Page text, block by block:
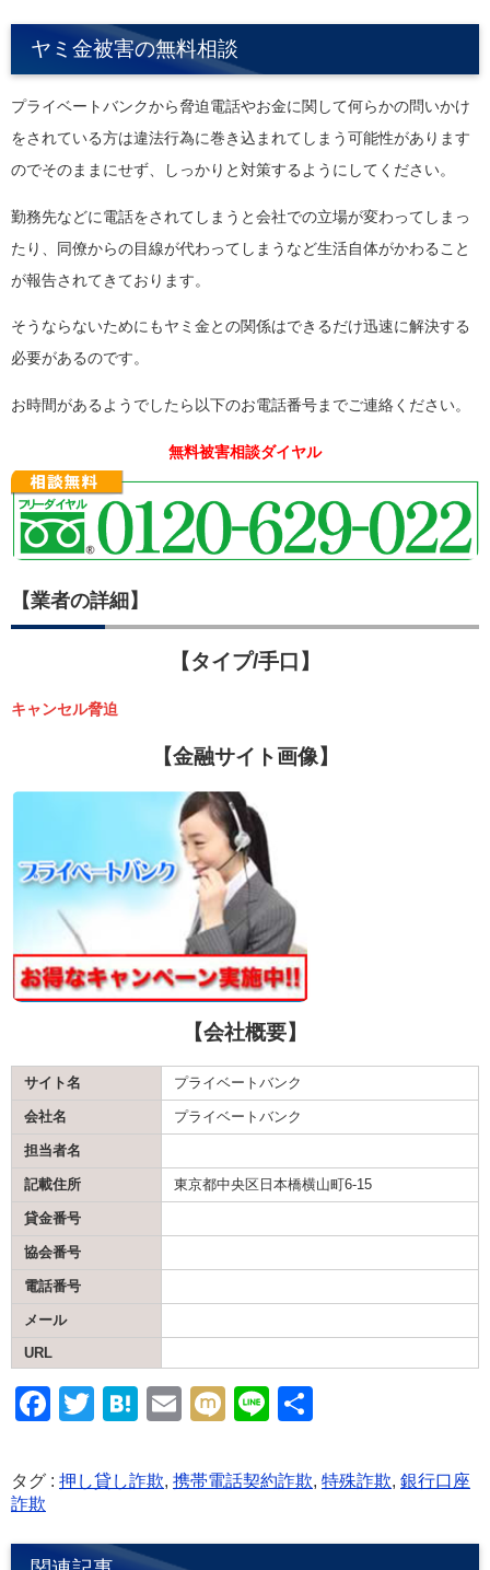
ヤミ金被害の無料相談
プライベートバンクから脅迫電話やお金に関して何らかの問いかけ
をされている方は違法行為に巻き込まれてしまう可能性があります
のでそのままにせず、しっかりと対策するようにしてください。
勤務先などに電話をされてしまうと会社での立場が変わってしまっ
たり、同僚からの目線が代わってしまうなど生活自体がかわること
が報告されてきております。
そうならないためにもヤミ金との関係はできるだけ迅速に解決する
必要があるのです。
お時間があるようでしたら以下のお電話番号までご連絡ください。
無料被害相談ダイヤル
【業者の詳細】
【タイプ/手口】
キャンセル脅迫
【金融サイト画像】
【会社概要】
サイト名 プライベートバンク
会社名 プライベートバンク
担当者名
記載住所 東京都中央区日本橋横山町6-15
貸金番号
協会番号
電話番号
メール
URL
F
c
b
T
tt
H
e
a
E
ail
M Li
e
タグ : 押し貸し詐欺, 携帯電話契約詐欺, 特殊詐欺, 銀行口座
詐欺